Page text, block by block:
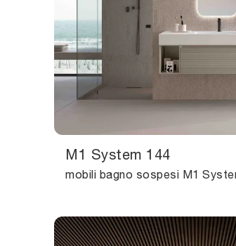
M1 System 144